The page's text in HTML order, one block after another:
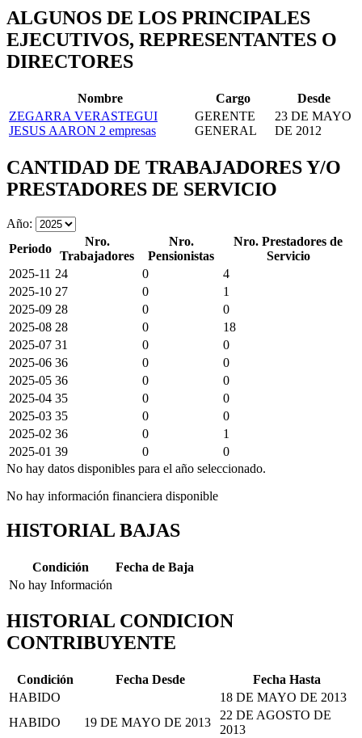
ALGUNOS DE LOS PRINCIPALES
EJECUTIVOS, REPRESENTANTES O
DIRECTORES
Nombre Cargo
Desde
ZEGARRA VERASTEGUI
JESUS AARON 2 empresas
GERENTE
GENERAL
23 DE MAYO
DE 2012
CANTIDAD DE TRABAJADORES Y/O
PRESTADORES DE SERVICIO
Año:
Periodo
Nro.
Trabajadores
Nro.
Pensionistas
Nro. Prestadores de
Servicio
2025-11 24 0
4
2025-10 27 0
1
2025-09 28 0
0
2025-08 28 0
18
2025-07 31 0
0
2025-06 36 0
0
2025-05 36 0
0
2025-04 35 0
0
2025-03 35 0
0
2025-02 36 0
1
2025-01 39 0
0
No hay datos disponibles para el año seleccionado.
No hay información financiera disponible
HISTORIAL BAJAS
Condición
Fecha de Baja
No hay Información
HISTORIAL CONDICION
CONTRIBUYENTE
Condición Fecha Desde
Fecha Hasta
HABIDO
18 DE MAYO DE 2013
HABIDO
19 DE MAYO DE 2013
22 DE AGOSTO DE
2013